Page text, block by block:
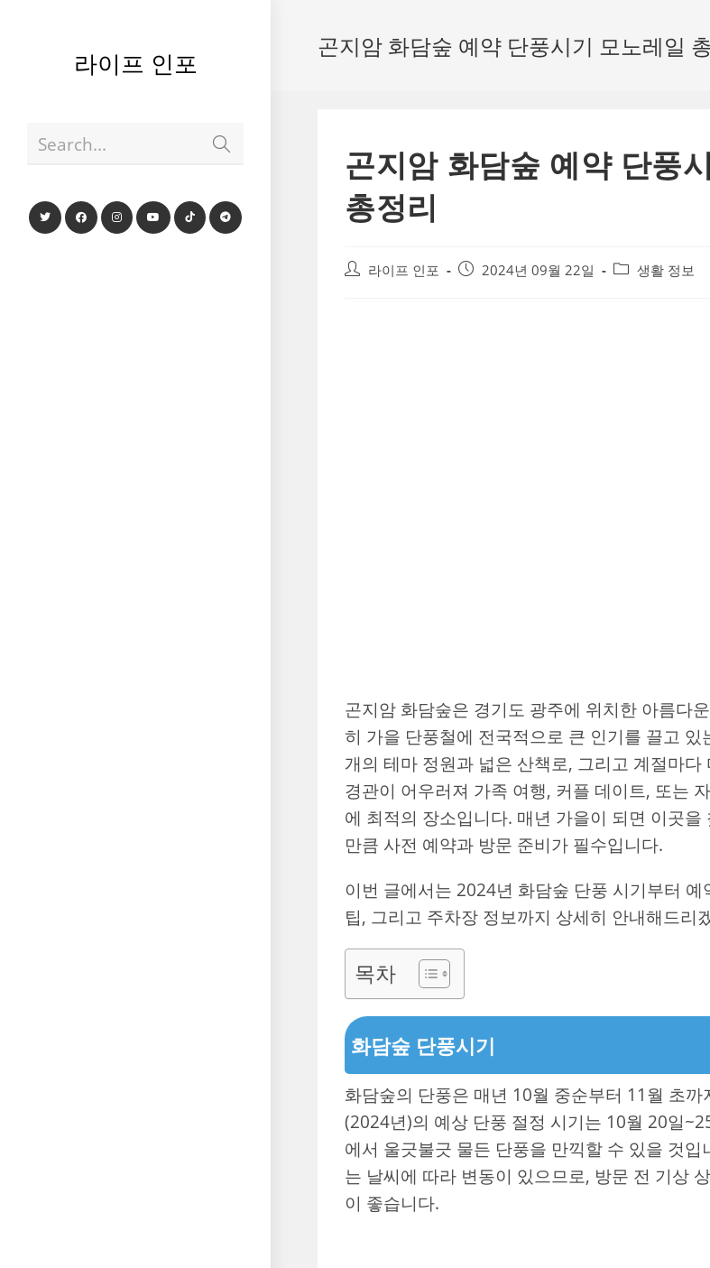
라이프 인포
Search... search
곤지암 화담숲 예약 단풍시기 모노레일
곤지암 화담숲 예약 단풍
총정리
Post라이프 인포
Post2024년 09월 22일
Post생활 정보
곤지암 화담숲은 경기도 광주에 위치한 아름다
히 가을 단풍철에 전국적으로 큰 인기를 끌고
개의 테마 정원과 넓은 산책로, 그리고 계절마다
경관이 어우러져 가족 여행, 커플 데이트, 또는
에 최적의 장소입니다. 매년 가을이 되면 이곳
만큼 사전 예약과 방문 준비가 필수입니다.
이번 글에서는 2024년 화담숲 단풍 시기부터
팁, 그리고 주차장 정보까지 상세히 안내해드리
목차
화담숲 단풍시기
화담숲의 단풍은 매년 10월 중순부터 11월 초까
(2024년)의 예상 단풍 절정 시기는 10월 20일
에서 울긋불긋 물든 단풍을 만끽할 수 있을 것입
는 날씨에 따라 변동이 있으므로, 방문 전 기상
이 좋습니다.